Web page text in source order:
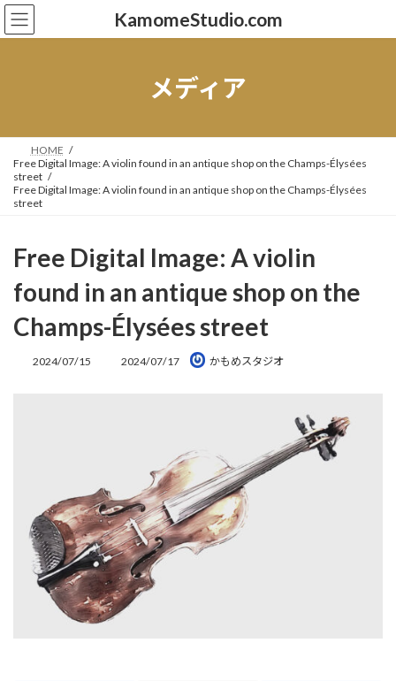
コ
ン
ナ
ビ
KamomeStudio.com
メディア
HOME
Free Digital Image: A violin found in an antique shop on the Champs-Élysées
street
Free Digital Image: A violin found in an antique shop on the Champs-Élysées
street
Free Digital Image: A violin
found in an antique shop on the
Champs-Élysées street
2024/07/15
最
2024/07/17 かもめスタジオ